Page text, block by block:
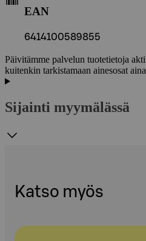
EAN
6414100589855
Päivitämme palvelun tuotetietoja
kuitenkin tarkistamaan ainesosat
Sijainti myymälässä
Katso myös